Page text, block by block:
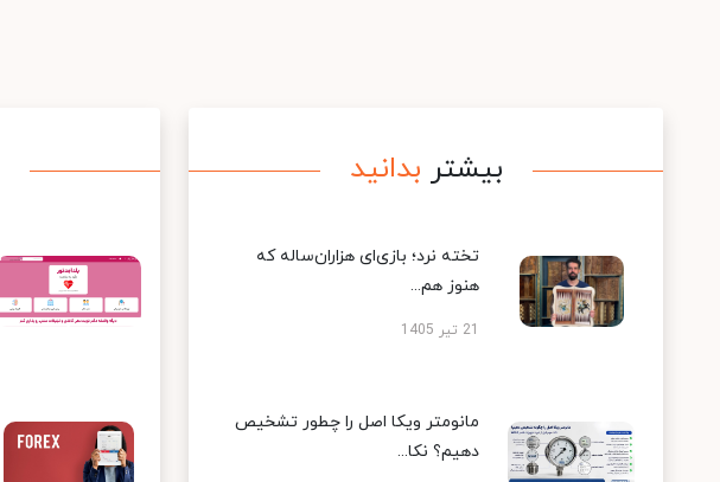
بیشتر بدانید
تخته نرد؛ بازی‌ای هزاران‌ساله که
هنوز هم...
21 تیر 1405
مانومتر ویکا اصل را چطور تشخیص
دهیم؟ نکا...